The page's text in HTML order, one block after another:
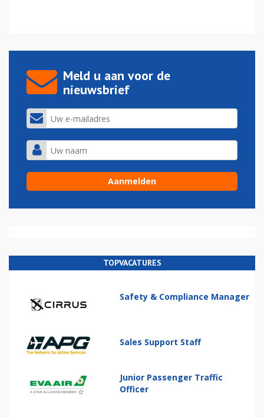
Meld u aan voor de
nieuwsbrief
TOPVACATURES
Safety & Compliance Manager
Sales Support Staff
Junior Passenger Traffic
Officer